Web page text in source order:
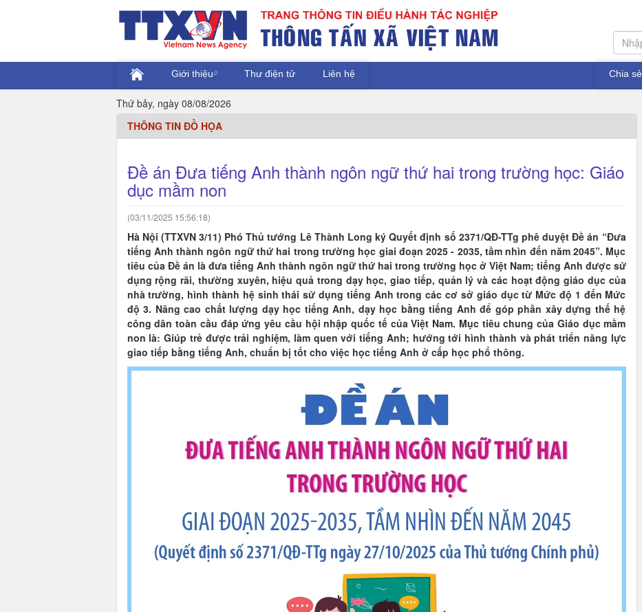
Giới thiệu Thư điện tử Liên hệ Chia sẻ
Thứ bảy, ngày 08/08/2026
THÔNG TIN ĐỒ HỌA
Đề án Đưa tiếng Anh thành ngôn ngữ thứ hai trong trường học: Giáo
dục mầm non
(03/11/2025 15:56:18)
Hà Nội (TTXVN 3/11) Phó Thủ tướng Lê Thành Long ký Quyết định số 2371/QĐ-TTg phê duyệt Đề án “Đưa
tiếng Anh thành ngôn ngữ thứ hai trong trường học giai đoạn 2025 - 2035, tầm nhìn đến năm 2045”. Mục
tiêu của Đề án là đưa tiếng Anh thành ngôn ngữ thứ hai trong trường học ở Việt Nam; tiếng Anh được sử
dụng rộng rãi, thường xuyên, hiệu quả trong dạy học, giao tiếp, quản lý và các hoạt động giáo dục của
nhà trường, hình thành hệ sinh thái sử dụng tiếng Anh trong các cơ sở giáo dục từ Mức độ 1 đến Mức
độ 3. Nâng cao chất lượng dạy học tiếng Anh, dạy học bằng tiếng Anh để góp phần xây dựng thế hệ
công dân toàn cầu đáp ứng yêu cầu hội nhập quốc tế của Việt Nam. Mục tiêu chung của Giáo dục mầm
non là: Giúp trẻ được trải nghiệm, làm quen với tiếng Anh; hướng tới hình thành và phát triển năng lực
giao tiếp bằng tiếng Anh, chuẩn bị tốt cho việc học tiếng Anh ở cấp học phổ thông.